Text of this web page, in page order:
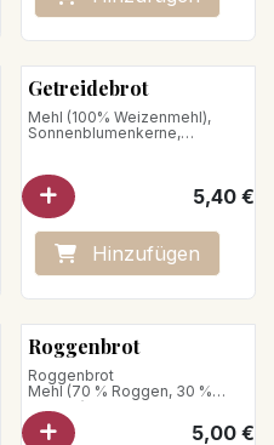
Getreidebrot
Mehl (100% Weizenmehl),
Sonnenblumenkerne,
5,40€
Hinzufügen
Roggenbrot
Roggenbrot
Mehl (70 % Roggen, 30 %
Weizen)
Nettogewicht : 750g
5,00€